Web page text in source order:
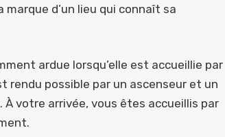
marque d’un lieu qui connaît sa
ardue lorsqu’elle est accueillie par
rendu possible par un ascenseur et un
votre arrivée, vous êtes accueillis par